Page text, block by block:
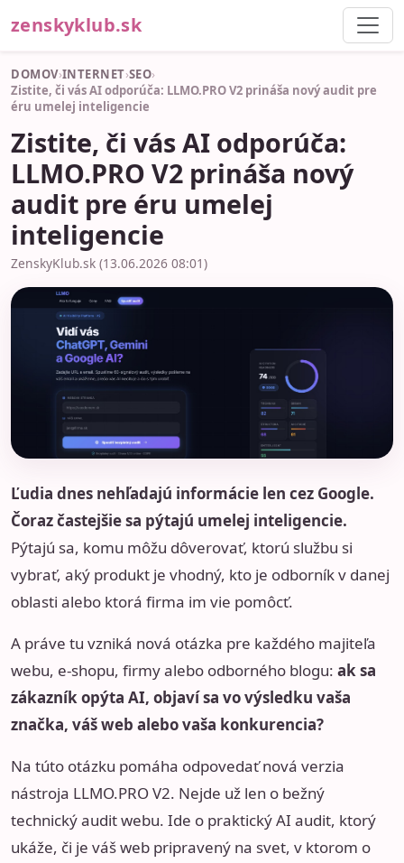
zenskyklub.sk
DOMOV›INTERNET›SEO›
Zistite, či vás AI odporúča: LLMO.PRO V2 prináša nový audit pre
éru umelej inteligencie
Zistite, či vás AI odporúča:
LLMO.PRO V2 prináša nový
audit pre éru umelej
inteligencie
ZenskyKlub.sk (13.06.2026 08:01)
Ľudia dnes nehľadajú informácie len cez Google.
Čoraz častejšie sa pýtajú umelej inteligencie.
Pýtajú sa, komu môžu dôverovať, ktorú službu si
vybrať, aký produkt je vhodný, kto je odborník v danej
oblasti alebo ktorá firma im vie pomôcť.
A práve tu vzniká nová otázka pre každého majiteľa
webu, e-shopu, firmy alebo odborného blogu: ak sa
zákazník opýta AI, objaví sa vo výsledku vaša
značka, váš web alebo vaša konkurencia?
Na túto otázku pomáha odpovedať nová verzia
nástroja LLMO.PRO V2. Nejde už len o bežný
technický audit webu. Ide o praktický AI audit, ktorý
ukáže, či je váš web pripravený na svet, v ktorom o